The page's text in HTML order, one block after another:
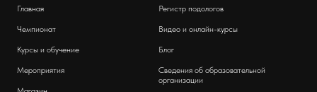
Главная
Чемпионат
Курсы и обучение
Мероприятия
Регистр подологов
Видео и онлайн-курсы
Блог
Сведения об образовательной
организации